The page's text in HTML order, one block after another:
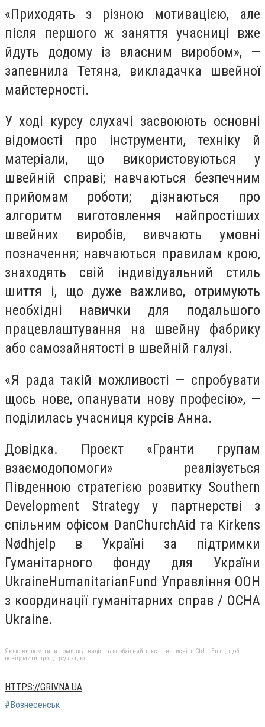
«Приходять з різною мотивацією, але
після першого ж заняття учасниці вже
йдуть додому із власним виробом», —
запевнила Тетяна, викладачка швейної
майстерності.
У ході курсу слухачі засвоюють основні
відомості про інструменти, техніку й
матеріали, що використовуються у
швейній справі; навчаються безпечним
прийомам роботи; дізнаються про
алгоритм виготовлення найпростіших
швейних виробів, вивчають умовні
позначення; навчаються правилам крою,
знаходять свій індивідуальний стиль
шиття і, що дуже важливо, отримують
необхідні навички для подальшого
працевлаштування на швейну фабрику
або самозайнятості в швейній галузі.
«Я рада такій можливості — спробувати
щось нове, опанувати нову професію», —
поділилась учасниця курсів Анна.
Довідка. Проєкт «Гранти групам
взаємодопомоги» реалізується
Південною стратегією розвитку Southern
Development Strategy у партнерстві з
спільним офісом DanChurchAid та Kirkens
Nødhjelp в Україні за підтримки
Гуманітарного фонду для України
UkraineHumanitarianFund Управління ООН
з координації гуманітарних справ / OCHA
Ukraine.
Якщо ви помітили помилку, виділіть необхідний текст і натисніть Ctrl + Enter, щоб
повідомити про це редакцію
HTTPS://GRIVNA.UA
#Вознесенськ